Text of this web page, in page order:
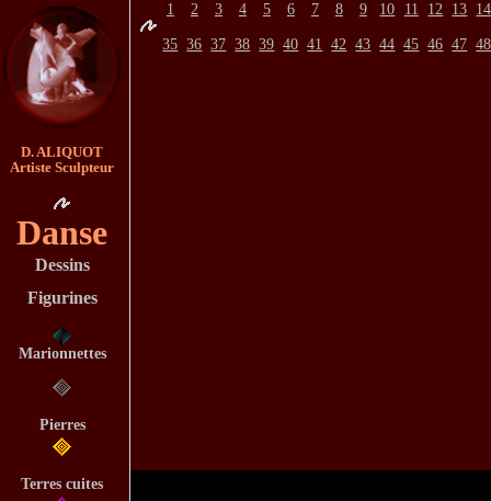
1 2 3 4 5 6 7 8 9 10 11 12 13 14
35 36 37 38 39 40 41 42 43 44 45 46 47 48
D. ALIQUOT
Artiste Sculpteur
Danse
Dessins
Figurines
Marionnettes
Pierres
Terres cuites